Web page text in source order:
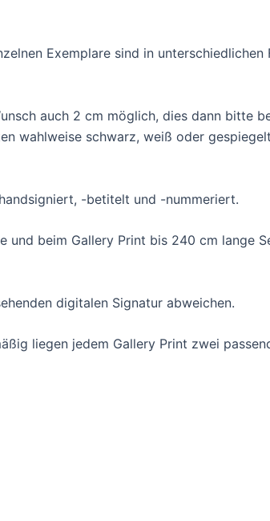
Exemplare sind in unterschiedlichen
auch 2 cm möglich, dies dann bitte
wahlweise schwarz, weiß oder
-betitelt und -nummeriert.
beim Gallery Print bis 240 cm lange
digitalen Signatur abweichen.
liegen jedem Gallery Print zwei